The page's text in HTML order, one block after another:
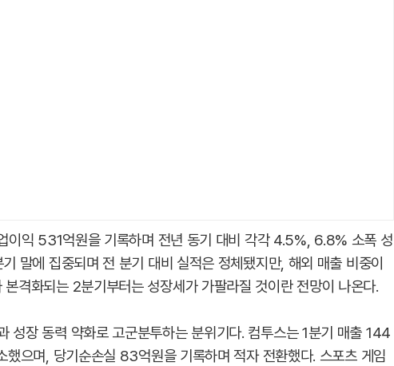
이익 531억원을 기록하며 전년 동기 대비 각각 4.5%, 6.8% 소폭 성
말에 집중되며 전 분기 대비 실적은 정체됐지만, 해외 매출 비중이
격화되는 2분기부터는 성장세가 가팔라질 것이란 전망이 나온다.
성장 동력 약화로 고군분투하는 분위기다. 컴투스는 1분기 매출 144
으며, 당기순손실 83억원을 기록하며 적자 전환했다. 스포츠 게임